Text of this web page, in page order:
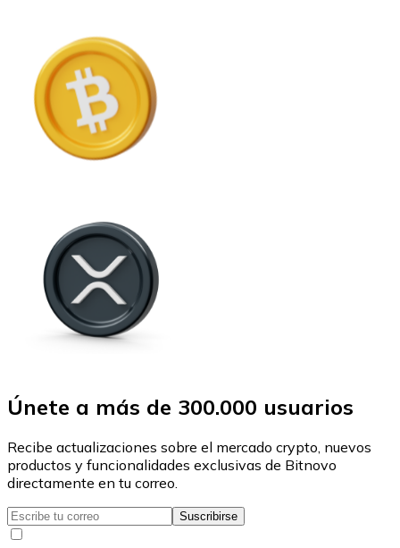
Únete a más de 300.000 usuarios
Recibe actualizaciones sobre el mercado crypto, nuevos
productos y funcionalidades exclusivas de Bitnovo
directamente en tu correo.
Suscribirse